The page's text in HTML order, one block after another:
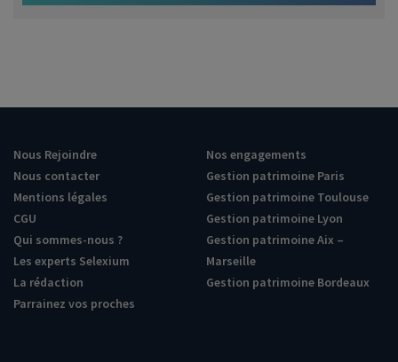
Nous Rejoindre
Nous contacter
Mentions légales
CGU
Qui sommes-nous ?
Les experts Selexium
La rédaction
Parrainez vos proches
Nos engagements
Gestion patrimoine Paris
Gestion patrimoine Toulouse
Gestion patrimoine Lyon
Gestion patrimoine Aix –
Marseille
Gestion patrimoine Bordeaux